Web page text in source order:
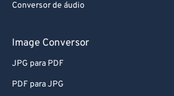
Conversor de áudio
Image Conversor
JPG para PDF
PDF para JPG